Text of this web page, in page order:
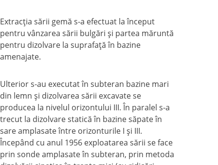
Extracţia sării gemă s-a efectuat la început
pentru vânzarea sării bulgări şi partea măruntă
pentru dizolvare la suprafaţă în bazine
amenajate.
Ulterior s-au executat în subteran bazine mari
din lemn şi dizolvarea sării excavate se
producea la nivelul orizontului III. În paralel s-a
trecut la dizolvare statică în bazine săpate în
sare amplasate între orizonturile I şi III.
Începând cu anul 1956 exploatarea sării se face
prin sonde amplasate în subteran, prin metoda